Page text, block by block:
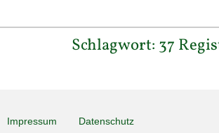
Schlagwort: 37
Impressum Datenschutz